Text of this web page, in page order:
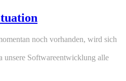
noch vorhanden, wird sich
unsere Softwareentwicklung alle